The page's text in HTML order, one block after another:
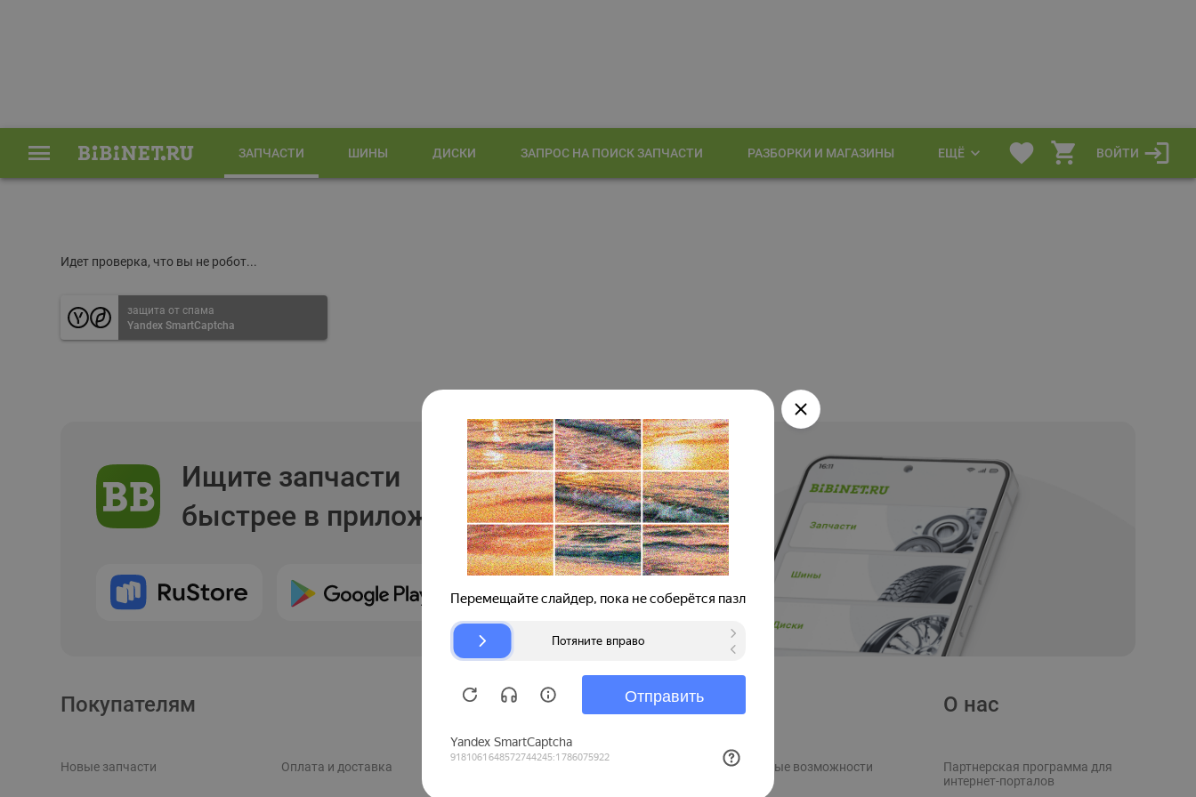
ЗАПЧАСТИ ШИНЫ ДИСКИ ЗАПРОС НА ПОИСК ЗАПЧАСТИ РАЗБОРКИ И МАГАЗИНЫ ЕЩЁ ВОЙТИ
Идет проверка, что вы не робот...
защита от спама
Yandex SmartCaptcha
Ищите запчасти
быстрее в приложении
Покупателям
Новые запчасти Оплата и доставка
Продавцам
Рекламные возможности
О нас
Партнерская программа для
интернет-порталов